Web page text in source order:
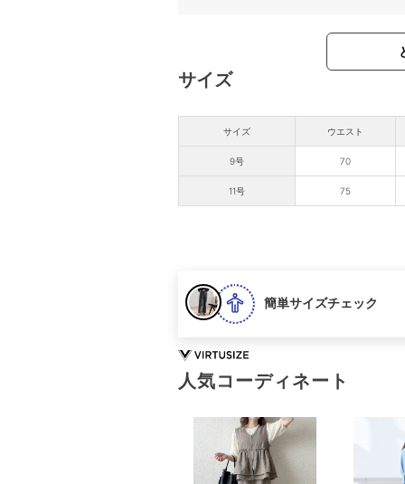
サイズ
サイズ
9号
11号
ウエスト
70
75
簡単サイズチェック
人気コーディネート